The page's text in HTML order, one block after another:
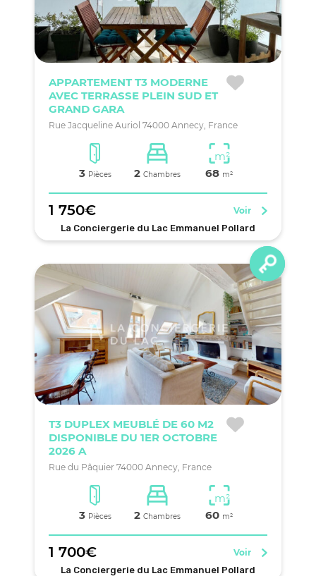
APPARTEMENT T3 MODERNE
AVEC TERRASSE PLEIN SUD ET
GRAND GARA
Rue Jacqueline Auriol 74000 Annecy, France
3 Pièces 2 Chambres
m²
68 m²
1 750€
Voir
La Conciergerie du Lac Emmanuel Pollard
T3 DUPLEX MEUBLÉ DE 60 M2
DISPONIBLE DU 1ER OCTOBRE
2026 A
Rue du Pâquier 74000 Annecy, France
3 Pièces 2 Chambres
m²
60 m²
1 700€
Voir
La Conciergerie du Lac Emmanuel Pollard